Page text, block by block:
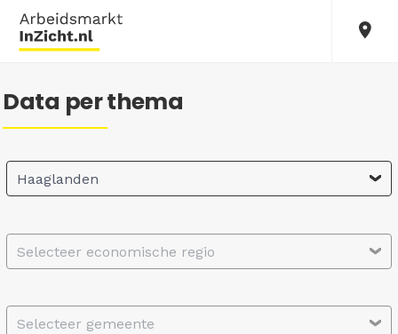
Data per thema
Haaglanden
Selecteer economische regio
Selecteer gemeente